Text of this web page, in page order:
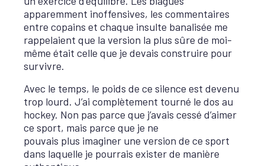
apparemment inoffensives, les commentaires
entre copains et chaque insulte banalisée me
rappelaient que la version la plus sûre de moi-
même était celle que je devais construire pour
survivre.
Avec le temps, le poids de ce silence est devenu
trop lourd. J’ai complètement tourné le dos au
hockey. Non pas parce que j’avais cessé d’aimer
ce sport, mais parce que je ne
pouvais plus imaginer une version de ce sport
dans laquelle je pourrais exister de manière